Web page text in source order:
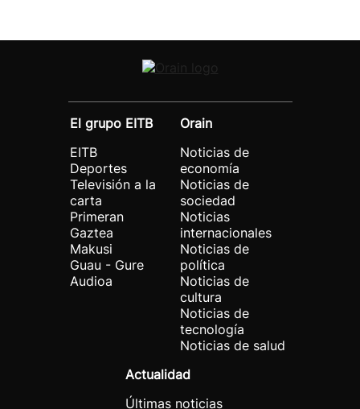
El grupo EITB
EITB
Deportes
Televisión a la
carta
Primeran
Gaztea
Makusi
Guau - Gure
Audioa
Orain
Noticias de
economía
Noticias de
sociedad
Noticias
internacionales
Noticias de
política
Noticias de
cultura
Noticias de
tecnología
Noticias de salud
Actualidad
Últimas noticias